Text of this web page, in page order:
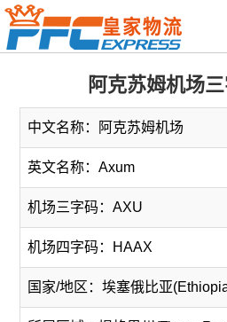
阿克苏姆机场
中文名称：阿克苏姆机场
英文名称：Axum
机场三字码：AXU
机场四字码：HAAX
国家/地区：埃塞俄比亚